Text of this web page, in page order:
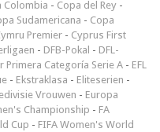
Colombia - Copa del Rey -
Sudamericana - Copa
Premier - Cyprus First
- DFB-Pokal - DFL-
Primera Categoría Serie A - EFL
- Ekstraklasa - Eliteserien -
Vrouwen - Europa
Championship - FA
Cup - FIFA Women's World